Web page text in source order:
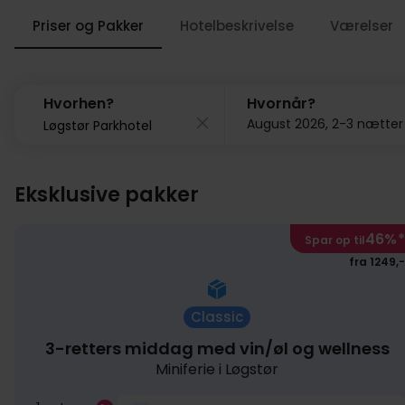
Priser og Pakker Hotelbeskrivelse Værelser
Hvorhen? Hvornår?
August 2026, 2-3 nætter
Eksklusive pakker
Spar op til46%*
fra 1249,-
Classic
3-retters middag med vin/øl og wellness
Miniferie i Løgstør